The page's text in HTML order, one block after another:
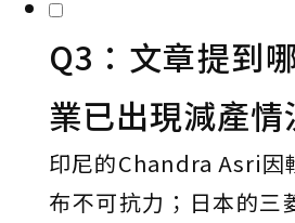
Q3：文章提到
業已出現減產情
印尼的Chandra Asri因
布不可抗力；日本的三